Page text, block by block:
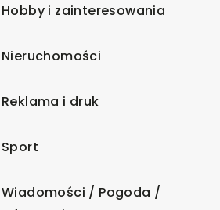
Hobby i zainteresowania
Nieruchomości
Reklama i druk
Sport
Wiadomości / Pogoda /